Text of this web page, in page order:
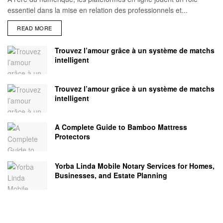
essentiel dans la mise en relation des professionnels et...
READ MORE
Trouvez l’amour grâce à un système de matchs
intelligent
Trouvez l’amour grâce à un système de matchs
intelligent
A Complete Guide to Bamboo Mattress
Protectors
Yorba Linda Mobile Notary Services for Homes,
Businesses, and Estate Planning